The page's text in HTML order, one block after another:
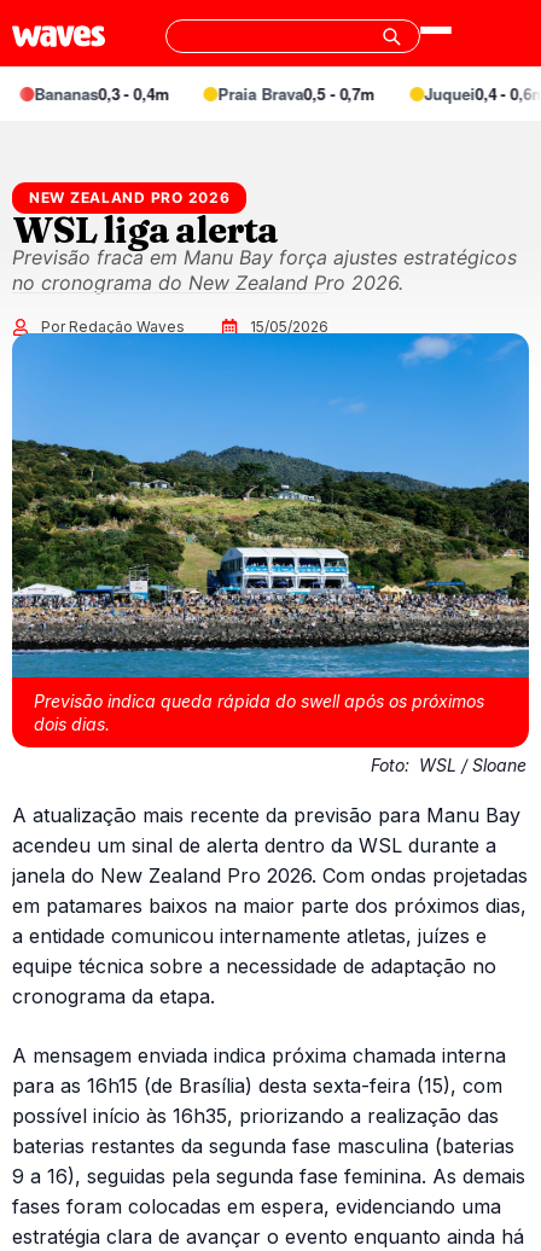
Bananas0,3 - 0,4m Praia Brava0,5 - 0,7m Juquei0,4 - 0,6m
NEW ZEALAND PRO 2026
WSL liga alerta
Previsão fraca em Manu Bay força ajustes estratégicos
no cronograma do New Zealand Pro 2026.
Por Redação Waves 15/05/2026
Previsão indica queda rápida do swell após os próximos
dois dias.
Foto: WSL / Sloane
A atualização mais recente da previsão para Manu Bay
acendeu um sinal de alerta dentro da WSL durante a
janela do New Zealand Pro 2026. Com ondas projetadas
em patamares baixos na maior parte dos próximos dias,
a entidade comunicou internamente atletas, juízes e
equipe técnica sobre a necessidade de adaptação no
cronograma da etapa.
A mensagem enviada indica próxima chamada interna
para as 16h15 (de Brasília) desta sexta-feira (15), com
possível início às 16h35, priorizando a realização das
baterias restantes da segunda fase masculina (baterias
9 a 16), seguidas pela segunda fase feminina. As demais
fases foram colocadas em espera, evidenciando uma
estratégia clara de avançar o evento enquanto ainda há